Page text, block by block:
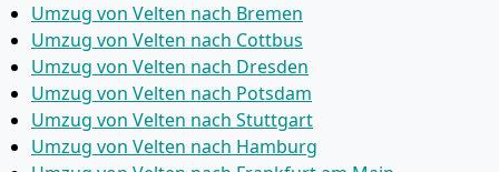
Umzug von Velten nach Bremen
Umzug von Velten nach Cottbus
Umzug von Velten nach Dresden
Umzug von Velten nach Potsdam
Umzug von Velten nach Stuttgart
Umzug von Velten nach Hamburg